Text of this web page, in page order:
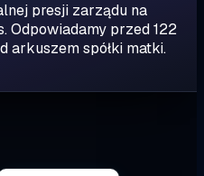
presji zarządu na
Odpowiadamy przed 122
arkuszem spółki matki.